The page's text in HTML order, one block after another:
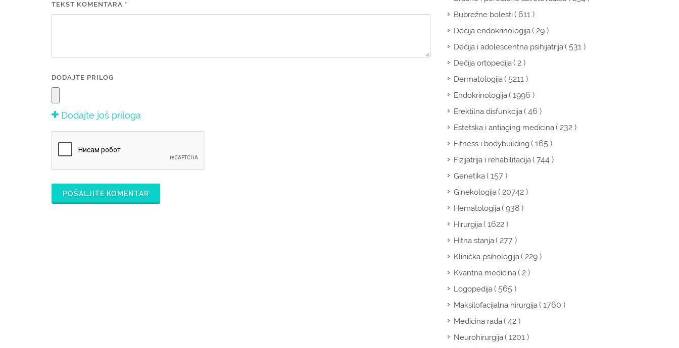
TEKST KOMENTARA *
DODAJTE PRILOG
Dodajte još priloga
POŠALJITE KOMENTAR
Bubrežne bolesti( 611 )
Dečija endokrinologija( 29 )
Dečija i adolescentna psihijatrija( 531 )
Dečija ortopedija( 2 )
Dermatologija( 5211 )
Endokrinologija( 1996 )
Erektilna disfunkcija( 46 )
Estetska i antiaging medicina( 232 )
Fitness i bodybuilding( 165 )
Fizijatrija i rehabilitacija( 744 )
Genetika( 157 )
Ginekologija( 20742 )
Hematologija( 938 )
Hirurgija( 1622 )
Hitna stanja( 277 )
Klinička psihologija( 229 )
Kvantna medicina( 2 )
Logopedija( 565 )
Maksilofacijalna hirurgija( 1760 )
Medicina rada( 42 )
Neurohirurgija( 1201 )